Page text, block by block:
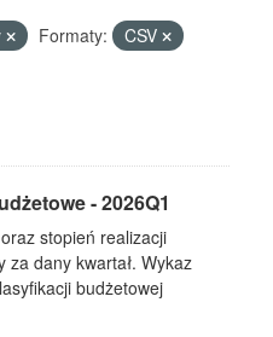
Formaty:
CSV
- 2026Q1
stopień realizacji
dany kwartał. Wykaz
budżetowej